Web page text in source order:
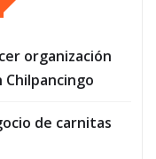
organización
de carnitas